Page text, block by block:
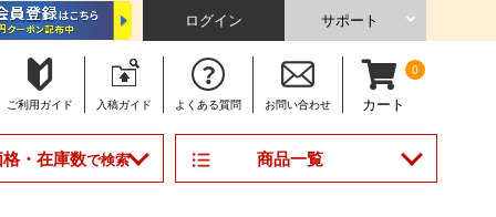
ログイン サポート
ご利用ガイド 入稿ガイド よくある質問 お問い合わせ
0
カート
・在庫数で検索 商品一覧